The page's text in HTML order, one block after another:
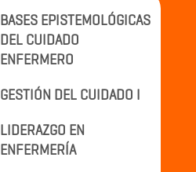
BASES EPISTEMOLÓGICAS
DEL CUIDADO
ENFERMERO
GESTIÓN DEL CUIDADO I
LIDERAZGO EN
ENFERMERÍA